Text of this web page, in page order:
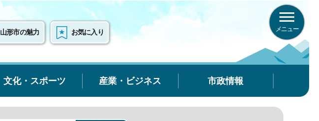
山形市の魅力 お気に入り メニュー
文化・スポーツ 産業・ビジネス 市政情報